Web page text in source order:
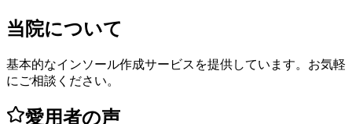
当院について
基本的なインソール作成サービスを提供しています。お気軽
にご相談ください。
愛用者の声